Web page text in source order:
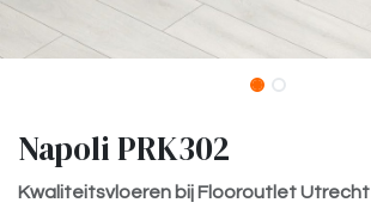
Napoli PRK302
Kwaliteitsvloeren bij Flooroutlet Utrecht